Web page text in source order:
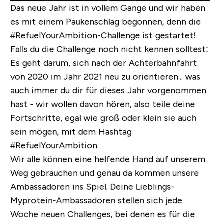
Das neue Jahr ist in vollem Gange und wir haben
es mit einem Paukenschlag begonnen, denn die
#RefuelYourAmbition-Challenge ist gestartet!
Falls du die Challenge noch nicht kennen solltest:
Es geht darum, sich nach der Achterbahnfahrt
von 2020 im Jahr 2021 neu zu orientieren... was
auch immer du dir für dieses Jahr vorgenommen
hast - wir wollen davon hören,also teile deine
Fortschritte, egal wie groß oder klein sie auch
sein mögen, mit dem Hashtag
#RefuelYourAmbition.
Wir alle können eine helfende Hand auf unserem
Weg gebrauchen und genau da kommen unsere
Ambassadoren ins Spiel. Deine Lieblings-
Myprotein-Ambassadoren stellen sich jede
Woche neuen Challenges, bei denen es für die